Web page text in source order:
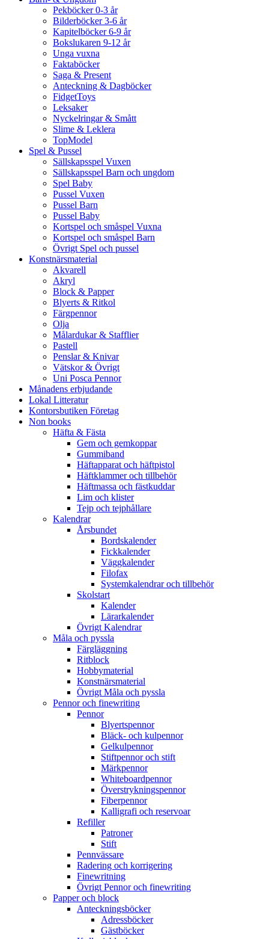
Pekböcker 0-3 år
Bilderböcker 3-6 år
Kapitelböcker 6-9 år
Bokslukaren 9-12 år
Unga vuxna
Faktaböcker
Saga & Present
Anteckning & Dagböcker
FidgetToys
Leksaker
Nyckelringar & Smått
Slime & Leklera
TopModel
Spel & Pussel
Sällskapsspel Vuxen
Sällskapsspel Barn och ungdom
Spel Baby
Pussel Vuxen
Pussel Barn
Pussel Baby
Kortspel och småspel Vuxna
Kortspel och småspel Barn
Övrigt Spel och pussel
Konstnärsmaterial
Akvarell
Akryl
Block & Papper
Blyerts & Ritkol
Färgpennor
Olja
Målardukar & Stafflier
Pastell
Penslar & Knivar
Vätskor & Övrigt
Uni Posca Pennor
Månadens erbjudande
Lokal Litteratur
Kontorsbutiken Företag
Non books
Häfta & Fästa
Gem och gemkoppar
Gummiband
Häftapparat och häftpistol
Häftklammer och tillbehör
Häftmassa och fästkuddar
Lim och klister
Tejp och tejphållare
Kalendrar
Årsbundet
Bordskalender
Fickkalender
Väggkalender
Filofax
Systemkalendrar och tillbehör
Skolstart
Kalender
Lärarkalender
Övrigt Kalendrar
Måla och pyssla
Färgläggning
Ritblock
Hobbymaterial
Konstnärsmaterial
Övrigt Måla och pyssla
Pennor och finewriting
Pennor
Blyertspennor
Bläck- och kulpennor
Gelkulpennor
Stiftpennor och stift
Märkpennor
Whiteboardpennor
Överstrykningspennor
Fiberpennor
Kalligrafi och reservoar
Refiller
Patroner
Stift
Pennvässare
Radering och korrigering
Finewritning
Övrigt Pennor och finewriting
Papper och block
Anteckningsböcker
Adressböcker
Gästböcker